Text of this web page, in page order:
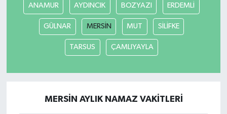
ANAMUR AYDINCIK BOZYAZI ERDEMLİ
GÜLNAR MERSİN MUT SİLİFKE
TARSUS ÇAMLIYAYLA
MERSİN AYLIK NAMAZ VAKITLERI